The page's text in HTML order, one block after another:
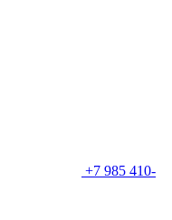
+7 985 410-